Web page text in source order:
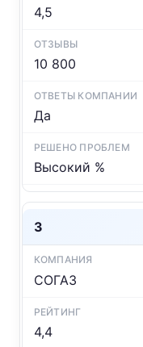
4,5
10 800
Да
Высокий %
3
СОГАЗ
4,4